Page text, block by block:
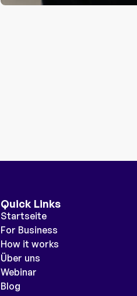
Quick Links
Startseite
For Business
How it works
Über uns
Webinar
Blog